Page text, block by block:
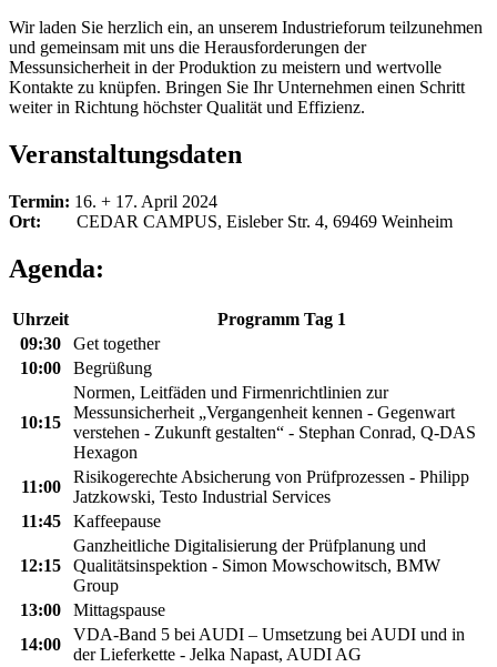
Wir laden Sie herzlich ein, an unserem Industrieforum teilzunehmen
und gemeinsam mit uns die Herausforderungen der
Messunsicherheit in der Produktion zu meistern und wertvolle
Kontakte zu knüpfen. Bringen Sie Ihr Unternehmen einen Schritt
weiter in Richtung höchster Qualität und Effizienz.
Veranstaltungsdaten
Termin: 16. + 17. April 2024
Ort: CEDAR CAMPUS, Eisleber Str. 4, 69469 Weinheim
Agenda:
Uhrzeit
Programm Tag 1
09:30
Get together
10:00
Begrüßung
10:15
Normen, Leitfäden und Firmenrichtlinien zur
Messunsicherheit „Vergangenheit kennen - Gegenwart
verstehen - Zukunft gestalten“ - Stephan Conrad, Q-DAS
Hexagon
11:00
Risikogerechte Absicherung von Prüfprozessen - Philipp
Jatzkowski, Testo Industrial Services
11:45
Kaffeepause
12:15
Ganzheitliche Digitalisierung der Prüfplanung und
Qualitätsinspektion - Simon Mowschowitsch, BMW
Group
13:00
Mittagspause
14:00
VDA-Band 5 bei AUDI – Umsetzung bei AUDI und in
der Lieferkette - Jelka Napast, AUDI AG